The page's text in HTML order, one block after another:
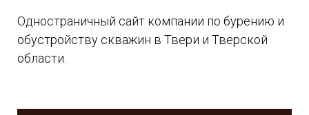
Одностраничный сайт компании по бурению и
обустройству скважин в Твери и Тверской
области.